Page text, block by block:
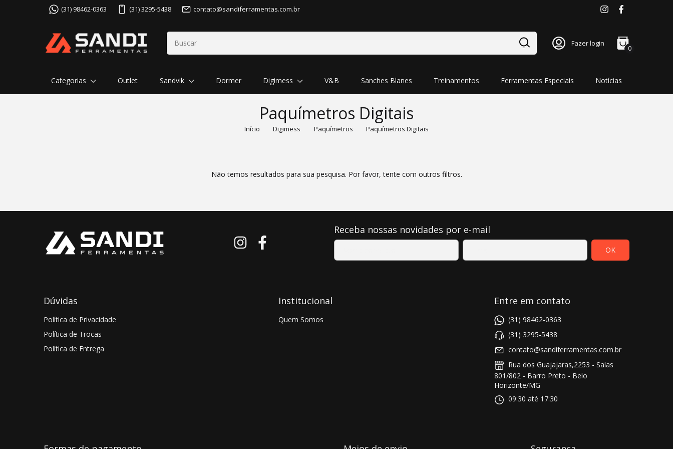
(31) 98462-0363 (31) 3295-5438 contato@sandiferramentas.com.br
Fazer login
0
Categorias Outlet Sandvik Dormer Digimess V&B Sanches Blanes Treinamentos Ferramentas Especiais Notícias
Paquímetros Digitais
Início Digimess Paquímetros Paquímetros Digitais
Não temos resultados para sua pesquisa. Por favor, tente com outros filtros.
Receba nossas novidades por e-mail
Dúvidas
Política de Privacidade
Política de Trocas
Política de Entrega
Institucional
Quem Somos
Entre em contato
(31) 98462-0363
(31) 3295-5438
contato@sandiferramentas.com.br
Rua dos Guajajaras,2253 - Salas
801/802 - Barro Preto - Belo
Horizonte/MG
09:30 até 17:30